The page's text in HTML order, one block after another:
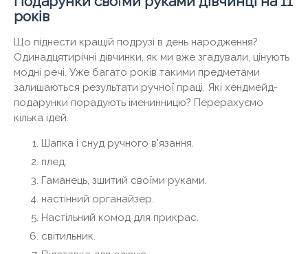
років
Що піднести кращій подрузі в день народження?
Одинадцятирічні дівчинки, як ми вже згадували, цінують
модні речі. Уже багато років такими предметами
залишаються результати ручної праці. Які хендмейд-
подарунки порадують іменинницю? Перерахуємо
кілька ідей.
Шапка і снуд ручного в'язання.
плед.
Гаманець, зшитий своїми руками.
настінний органайзер.
Настільний комод для прикрас.
світильник.